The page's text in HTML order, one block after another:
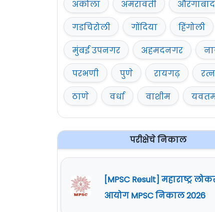
अकोला अमरावती औरंगाबाद
गडचिरोली
गोंदिया हिंगोली
मुंबई उपनगर
अहमदनगर
परभणी
पुणे रायगढ़
ठाणे
वर्धा वाशीम
परीक्षेचे निकाल
[MPSC Result] महाराष्ट्र
आयोग MPSC निकाल 2026